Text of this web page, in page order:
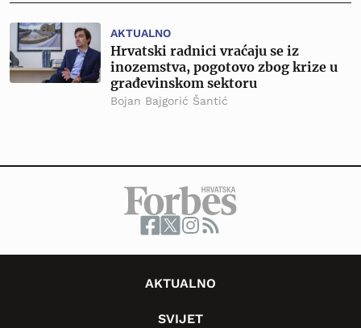
AKTUALNO
Hrvatski radnici vraćaju se iz
inozemstva, pogotovo zbog krize u
građevinskom sektoru
Bojan Bajgorić Šantić
AKTUALNO
SVIJET